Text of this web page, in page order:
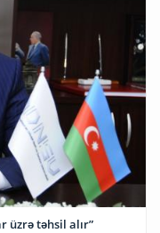
üzrə təhsil alır”